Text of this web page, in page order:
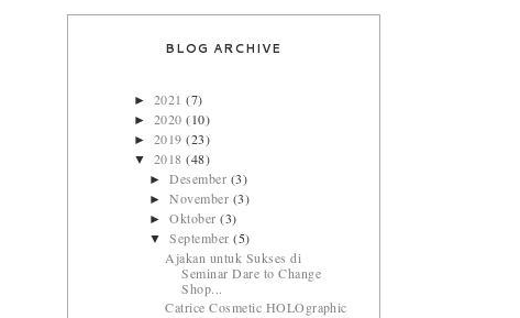
BLOG ARCHIVE
► 2021(7)
► 2020(10)
► 2019(23)
▼ 2018(48)
►Desember (3)
►November (3)
►Oktober(3)
▼September(5)
Ajakan untuk Sukses di
Seminar Dare to Change
Shop...
Catrice Cosmetic HOLOgraphic